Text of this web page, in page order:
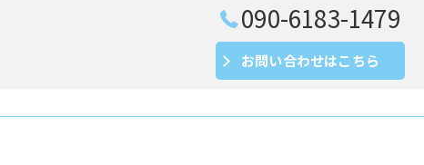
090-6183-1479
お問い合わせはこちら